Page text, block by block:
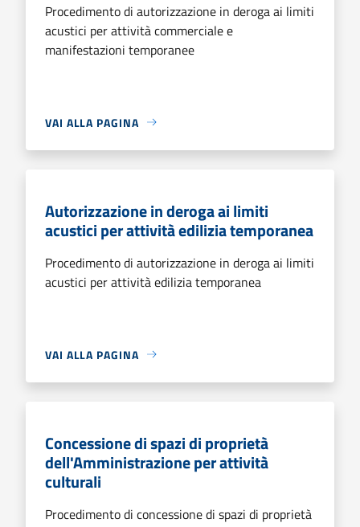
Procedimento di autorizzazione in deroga ai limiti
acustici per attività commerciale e
manifestazioni temporanee
VAI ALLA PAGINA
Autorizzazione in deroga ai limiti
acustici per attività edilizia temporanea
Procedimento di autorizzazione in deroga ai limiti
acustici per attività edilizia temporanea
VAI ALLA PAGINA
Concessione di spazi di proprietà
dell'Amministrazione per attività
culturali
Procedimento di concessione di spazi di proprietà